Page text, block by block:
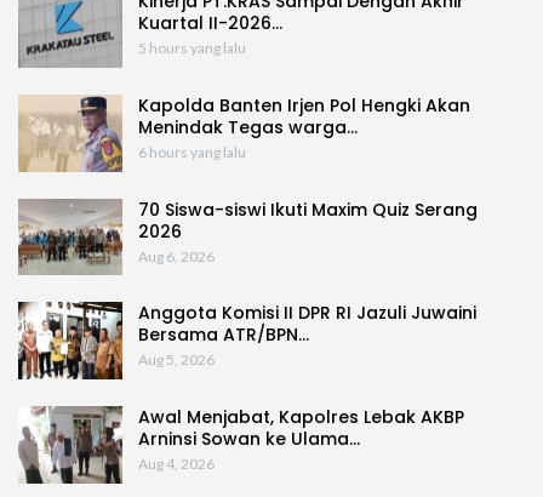
Kuartal II-2026…
5 hours yang lalu
Kapolda Banten Irjen Pol Hengki Akan
Menindak Tegas warga…
6 hours yang lalu
70 Siswa-siswi Ikuti Maxim Quiz Serang
2026
Aug 6, 2026
Anggota Komisi II DPR RI Jazuli Juwaini
Bersama ATR/BPN…
Aug 5, 2026
Awal Menjabat, Kapolres Lebak AKBP
Arninsi Sowan ke Ulama…
Aug 4, 2026